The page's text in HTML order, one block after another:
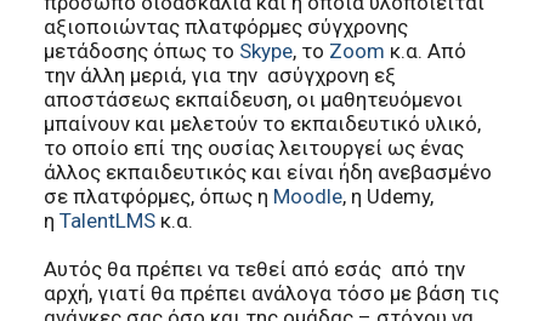
αξιοποιώντας πλατφόρμες σύγχρονης
μετάδοσης όπως το Skype, το Zoom κ.α. Από
την άλλη μεριά, για την ασύγχρονη εξ
αποστάσεως εκπαίδευση, οι μαθητευόμενοι
μπαίνουν και μελετούν το εκπαιδευτικό υλικό,
το οποίο επί της ουσίας λειτουργεί ως ένας
άλλος εκπαιδευτικός και είναι ήδη ανεβασμένο
σε πλατφόρμες, όπως η Moodle, η Udemy,
η TalentLMS κ.α.
Αυτός θα πρέπει να τεθεί από εσάς από την
αρχή, γιατί θα πρέπει ανάλογα τόσο με βάση τις